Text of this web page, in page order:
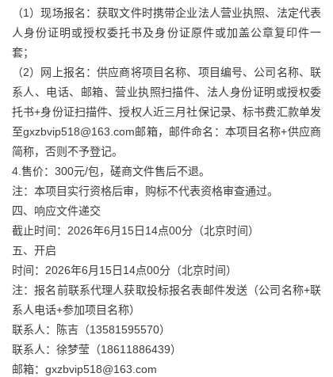
（1）现场报名：获取文件时携带企业法人营业执照、法定代表
人身份证明或授权委托书及身份证原件或加盖公章复印件一
套；
（2）网上报名：供应商将项目名称、项目编号、公司名称、联
系人、电话、邮箱、营业执照扫描件、法人身份证明或授权委
托书+身份证扫描件、授权人近三月社保记录、标书费汇款单发
至gxzbvip518@163.com邮箱，邮件命名：本项目名称+供应商
简称，否则不予登记。
4.售价：300元/包，磋商文件售后不退。
注：本项目实行资格后审，购标不代表资格审查通过。
四、响应文件递交
截止时间：2026年6月15日14点00分（北京时间）
五、开启
时间：2026年6月15日14点00分（北京时间）
注：报名前联系代理人获取投标报名表邮件发送（公司名称+联
系人电话+参加项目名称）
联系人：陈吉（13581595570）
联系人：徐梦莹（18611886439）
邮箱：gxzbvip518@163.com